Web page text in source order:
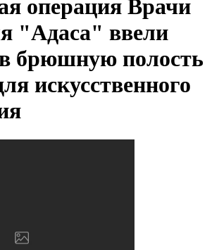
операция Врачи
"Адаса" ввели
брюшную полость
искусственного